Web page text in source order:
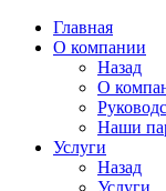
Главная
О компании
Назад
О
Наши
Услуги
Назад
Услуги